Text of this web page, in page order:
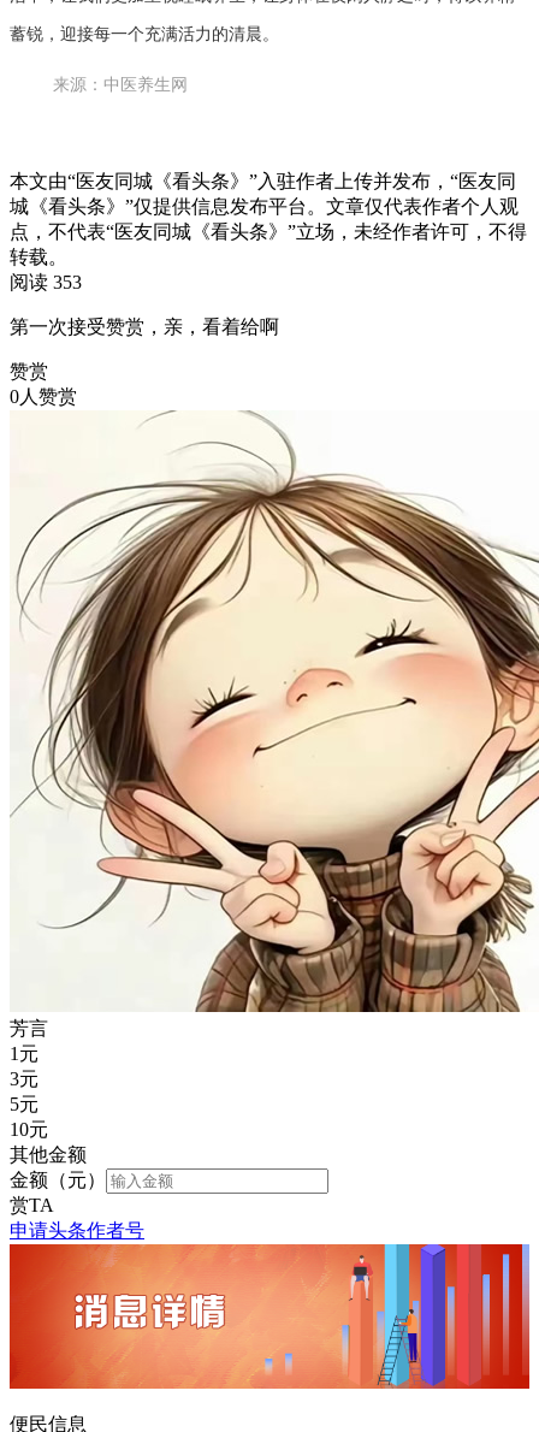
蓄锐，迎接每一个充满活力的清晨。
来源：中医养生网
本文由“医友同城《看头条》”入驻作者上传并发布，“医友同
城《看头条》”仅提供信息发布平台。文章仅代表作者个人观
点，不代表“医友同城《看头条》”立场，未经作者许可，不得
转载。
阅读 353
第一次接受赞赏，亲，看着给啊
赞赏
0人赞赏
芳言
1 元
3元
5元
10元
其他金额
金额（元）
赏TA
申请头条作者号
便民信息